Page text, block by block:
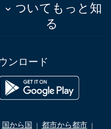
についてもっと知
る
keyboard_arrow_down
ンロード
国から国 | 都市から都市 |